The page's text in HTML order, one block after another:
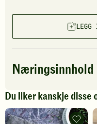
LEGG
Næringsinnhold
per porsjon
Navn på
næringsstoffetantall
Energi
Du liker kanskje disse